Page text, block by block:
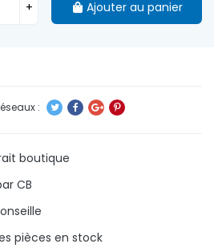
boutique
CB
pièces en stock
+ Ajouter au panier